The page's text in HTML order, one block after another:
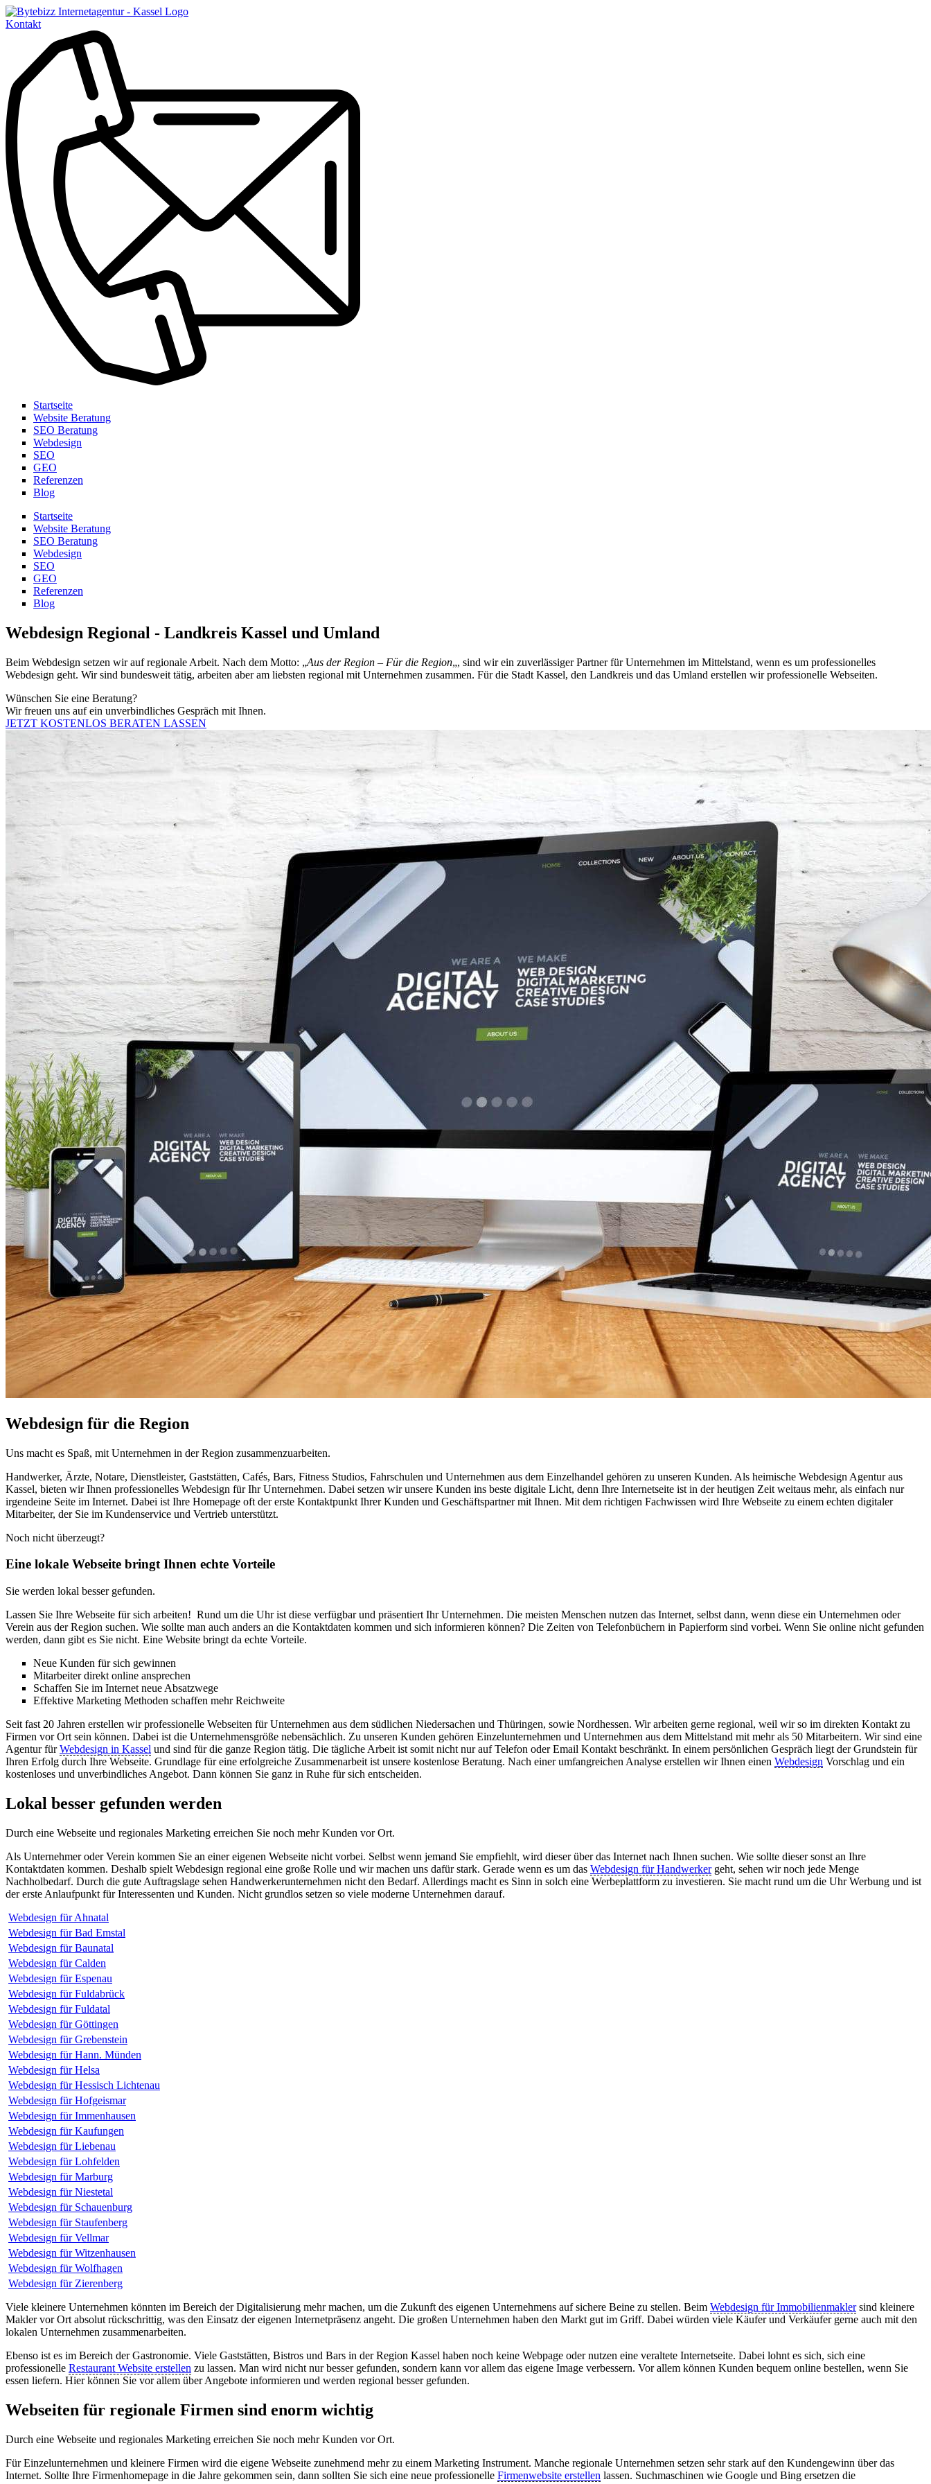
Kontakt
Startseite
Website Beratung
SEO Beratung
Webdesign
SEO
GEO
Referenzen
Blog
Startseite
Website Beratung
SEO Beratung
Webdesign
SEO
GEO
Referenzen
Blog
Webdesign Regional - Landkreis Kassel und Umland
Beim Webdesign setzen wir auf regionale Arbeit. Nach dem Motto: „Aus der Region – Für die Region„, sind wir ein zuverlässiger Partner für Unternehmen im Mittelstand, wenn es um professionelles
Webdesign geht. Wir sind bundesweit tätig, arbeiten aber am liebsten regional mit Unternehmen zusammen. Für die Stadt Kassel, den Landkreis und das Umland erstellen wir professionelle Webseiten.
Wünschen Sie eine Beratung?
Wir freuen uns auf ein unverbindliches Gespräch mit Ihnen.
JETZT KOSTENLOS BERATEN LASSEN
Webdesign für die Region
Uns macht es Spaß, mit Unternehmen in der Region zusammenzuarbeiten.
Handwerker, Ärzte, Notare, Dienstleister, Gaststätten, Cafés, Bars, Fitness Studios, Fahrschulen und Unternehmen aus dem Einzelhandel gehören zu unseren Kunden. Als heimische Webdesign Agentur aus
Kassel, bieten wir Ihnen professionelles Webdesign für Ihr Unternehmen. Dabei setzen wir unsere Kunden ins beste digitale Licht, denn Ihre Internetseite ist in der heutigen Zeit weitaus mehr, als einfach nur
irgendeine Seite im Internet. Dabei ist Ihre Homepage oft der erste Kontaktpunkt Ihrer Kunden und Geschäftspartner mit Ihnen. Mit dem richtigen Fachwissen wird Ihre Webseite zu einem echten digitaler
Mitarbeiter, der Sie im Kundenservice und Vertrieb unterstützt.
Noch nicht überzeugt?
Eine lokale Webseite bringt Ihnen echte Vorteile
Sie werden lokal besser gefunden.
Lassen Sie Ihre Webseite für sich arbeiten! Rund um die Uhr ist diese verfügbar und präsentiert Ihr Unternehmen. Die meisten Menschen nutzen das Internet, selbst dann, wenn diese ein Unternehmen oder
Verein aus der Region suchen. Wie sollte man auch anders an die Kontaktdaten kommen und sich informieren können? Die Zeiten von Telefonbüchern in Papierform sind vorbei. Wenn Sie online nicht gefunden
werden, dann gibt es Sie nicht. Eine Website bringt da echte Vorteile.
Neue Kunden für sich gewinnen
Mitarbeiter direkt online ansprechen
Schaffen Sie im Internet neue Absatzwege
Effektive Marketing Methoden schaffen mehr Reichweite
Seit fast 20 Jahren erstellen wir professionelle Webseiten für Unternehmen aus dem südlichen Niedersachen und Thüringen, sowie Nordhessen. Wir arbeiten gerne regional, weil wir so im direkten Kontakt zu
Firmen vor Ort sein können. Dabei ist die Unternehmensgröße nebensächlich. Zu unseren Kunden gehören Einzelunternehmen und Unternehmen aus dem Mittelstand mit mehr als 50 Mitarbeitern. Wir sind eine
Agentur fürWebdesign in Kassel und sind für die ganze Region tätig. Die tägliche Arbeit ist somit nicht nur auf Telefon oder Email Kontakt beschränkt. In einem persönlichen Gespräch liegt der Grundstein für
Ihren Erfolg durch Ihre Webseite. Grundlage für eine erfolgreiche Zusammenarbeit ist unsere kostenlose Beratung. Nach einer umfangreichen Analyse erstellen wir Ihnen einen Webdesign Vorschlag und ein
kostenloses und unverbindliches Angebot. Dann können Sie ganz in Ruhe für sich entscheiden.
Lokal besser gefunden werden
Durch eine Webseite und regionales Marketing erreichen Sie noch mehr Kunden vor Ort.
Als Unternehmer oder Verein kommen Sie an einer eigenen Webseite nicht vorbei. Selbst wenn jemand Sie empfiehlt, wird dieser über das Internet nach Ihnen suchen. Wie sollte dieser sonst an Ihre
Kontaktdaten kommen. Deshalb spielt Webdesign regional eine große Rolle und wir machen uns dafür stark. Gerade wenn es um das Webdesign für Handwerkergeht, sehen wir noch jede Menge
Nachholbedarf. Durch die gute Auftragslage sehen Handwerkerunternehmen nicht den Bedarf. Allerdings macht es Sinn in solch eine Werbeplattform zu investieren. Sie macht rund um die Uhr Werbung und ist
der erste Anlaufpunkt für Interessenten und Kunden. Nicht grundlos setzen so viele moderne Unternehmen darauf.
Webdesign für Ahnatal
Webdesign für Bad Emstal
Webdesign für Baunatal
Webdesign für Calden
Webdesign für Espenau
Webdesign für Fuldabrück
Webdesign für Fuldatal
Webdesign für Göttingen
Webdesign für Grebenstein
Webdesign für Hann. Münden
Webdesign für Helsa
Webdesign für Hessisch Lichtenau
Webdesign für Hofgeismar
Webdesign für Immenhausen
Webdesign für Kaufungen
Webdesign für Liebenau
Webdesign für Lohfelden
Webdesign für Marburg
Webdesign für Niestetal
Webdesign für Schauenburg
Webdesign für Staufenberg
Webdesign für Vellmar
Webdesign für Witzenhausen
Webdesign für Wolfhagen
Webdesign für Zierenberg
Viele kleinere Unternehmen könnten im Bereich der Digitalisierung mehr machen, um die Zukunft des eigenen Unternehmens auf sichere Beine zu stellen. Beim Webdesign für Immobilienmaklersind kleinere
Makler vor Ort absolut rückschrittig, was den Einsatz der eigenen Internetpräsenz angeht. Die großen Unternehmen haben den Markt gut im Griff. Dabei würden viele Käufer und Verkäufer gerne auch mit den
lokalen Unternehmen zusammenarbeiten.
Ebenso ist es im Bereich der Gastronomie. Viele Gaststätten, Bistros und Bars in der Region Kassel haben noch keine Webpage oder nutzen eine veraltete Internetseite. Dabei lohnt es sich, sich eine
professionelle Restaurant Website erstellen zu lassen. Man wird nicht nur besser gefunden, sondern kann vor allem das eigene Image verbessern. Vor allem können Kunden bequem online bestellen, wenn Sie
essen liefern. Hier können Sie vor allem über Angebote informieren und werden regional besser gefunden.
Webseiten für regionale Firmen sind enorm wichtig
Durch eine Webseite und regionales Marketing erreichen Sie noch mehr Kunden vor Ort.
Für Einzelunternehmen und kleinere Firmen wird die eigene Webseite zunehmend mehr zu einem Marketing Instrument. Manche regionale Unternehmen setzen sehr stark auf den Kundengewinn über das
Internet. Sollte Ihre Firmenhomepage in die Jahre gekommen sein, dann sollten Sie sich eine neue professionelle Firmenwebsite erstellen lassen. Suchmaschinen wie Google und Bing ersetzen die